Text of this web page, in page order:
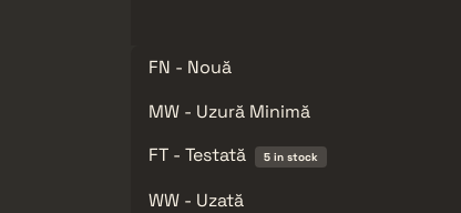
FN - Nouă
MW - Uzură Minimă
FT - Testată
5 in stock
WW - Uzată